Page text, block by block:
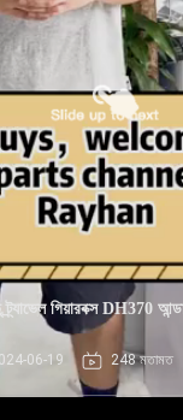
গিয়ারবক্স DH370
06-19 248 মতামত